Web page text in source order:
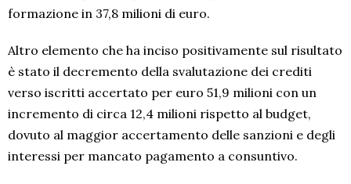
formazione in 37,8 milioni di euro.
Altro elemento che ha inciso positivamente sul risultato
è stato il decremento della svalutazione dei crediti
verso iscritti accertato per euro 51,9 milioni con un
incremento di circa 12,4 milioni rispetto al budget,
dovuto al maggior accertamento delle sanzioni e degli
interessi per mancato pagamento a consuntivo.